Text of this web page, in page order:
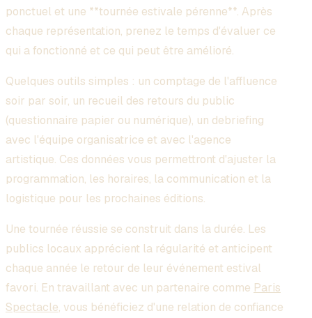
ponctuel et une **tournée estivale pérenne**. Après
chaque représentation, prenez le temps d'évaluer ce
qui a fonctionné et ce qui peut être amélioré.
Quelques outils simples : un comptage de l'affluence
soir par soir, un recueil des retours du public
(questionnaire papier ou numérique), un debriefing
avec l'équipe organisatrice et avec l'agence
artistique. Ces données vous permettront d'ajuster la
programmation, les horaires, la communication et la
logistique pour les prochaines éditions.
Une tournée réussie se construit dans la durée. Les
publics locaux apprécient la régularité et anticipent
chaque année le retour de leur événement estival
favori. En travaillant avec un partenaire comme Paris
Spectacle, vous bénéficiez d'une relation de confiance